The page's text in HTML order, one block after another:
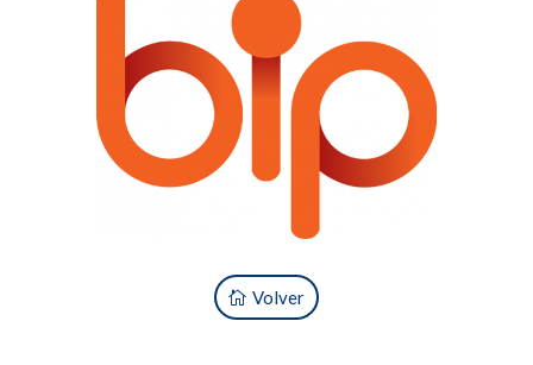
Volver